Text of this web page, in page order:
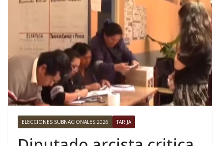
ELECCIONES SUBNACIONALES 2026 TARIJA